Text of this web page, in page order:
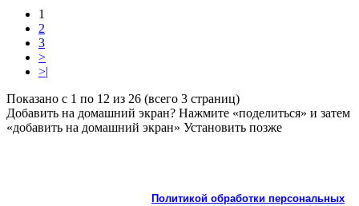
1
2
3
>
>|
Показано с 1 по 12 из 26 (всего 3 страниц)
Добавить на домашний экран? Нажмите «поделиться» и затем
«добавить на домашний экран» Установить позже
Политикой обработки персональных